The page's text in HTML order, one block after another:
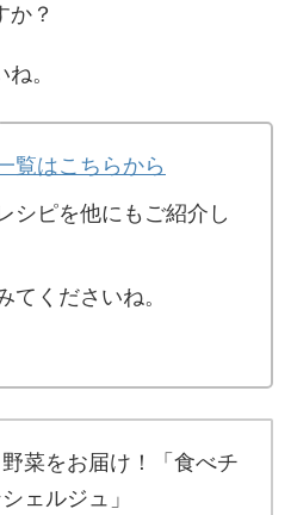
か？
。
覧はこちらから
シピを他にもご紹介し
てくださいね。
菜をお届け！「食べチ
ェルジュ」